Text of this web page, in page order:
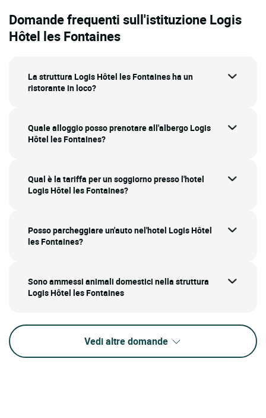
Domande frequenti sull'istituzione Logis
Hôtel les Fontaines
La struttura Logis Hôtel les Fontaines ha un
ristorante in loco?
Quale alloggio posso prenotare all'albergo Logis
Hôtel les Fontaines?
Qual è la tariffa per un soggiorno presso l'hotel
Logis Hôtel les Fontaines?
Posso parcheggiare un'auto nel'hotel Logis Hôtel
les Fontaines?
Sono ammessi animali domestici nella struttura
Logis Hôtel les Fontaines
Vedi altre domande